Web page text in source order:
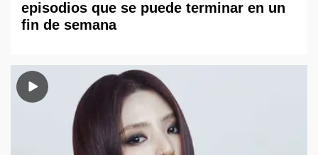
episodios que se puede terminar en un
fin de semana